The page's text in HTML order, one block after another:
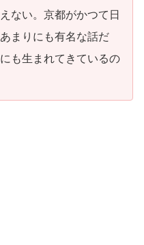
ない。京都がかつて日
まりにも有名な話だ
も生まれてきているの